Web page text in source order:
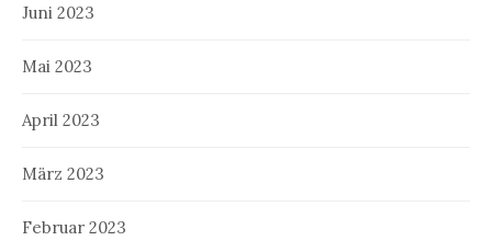
Juni 2023
Mai 2023
April 2023
März 2023
Februar 2023